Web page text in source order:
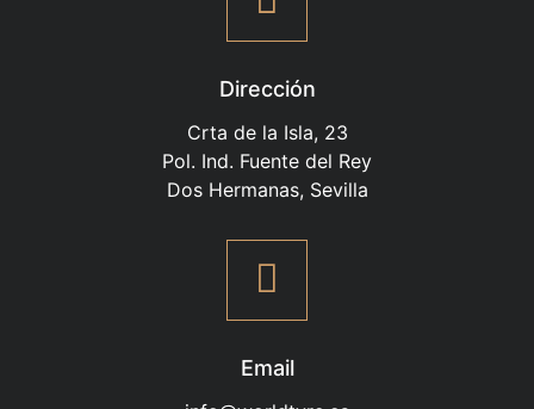
Dirección
Crta de la Isla, 23
Pol. Ind. Fuente del Rey
Dos Hermanas, Sevilla
Email